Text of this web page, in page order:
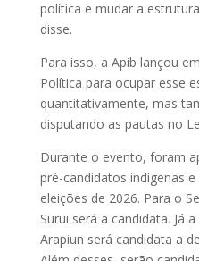
política e mudar a
disse.
Para isso, a Apib lançou
Política para ocupar esse
quantitativamente, mas
disputando as pautas no
Durante o evento, foram
pré-candidatos indígenas
eleições de 2026. Para o
Surui será a candidata. Já
Arapiun será candidata a